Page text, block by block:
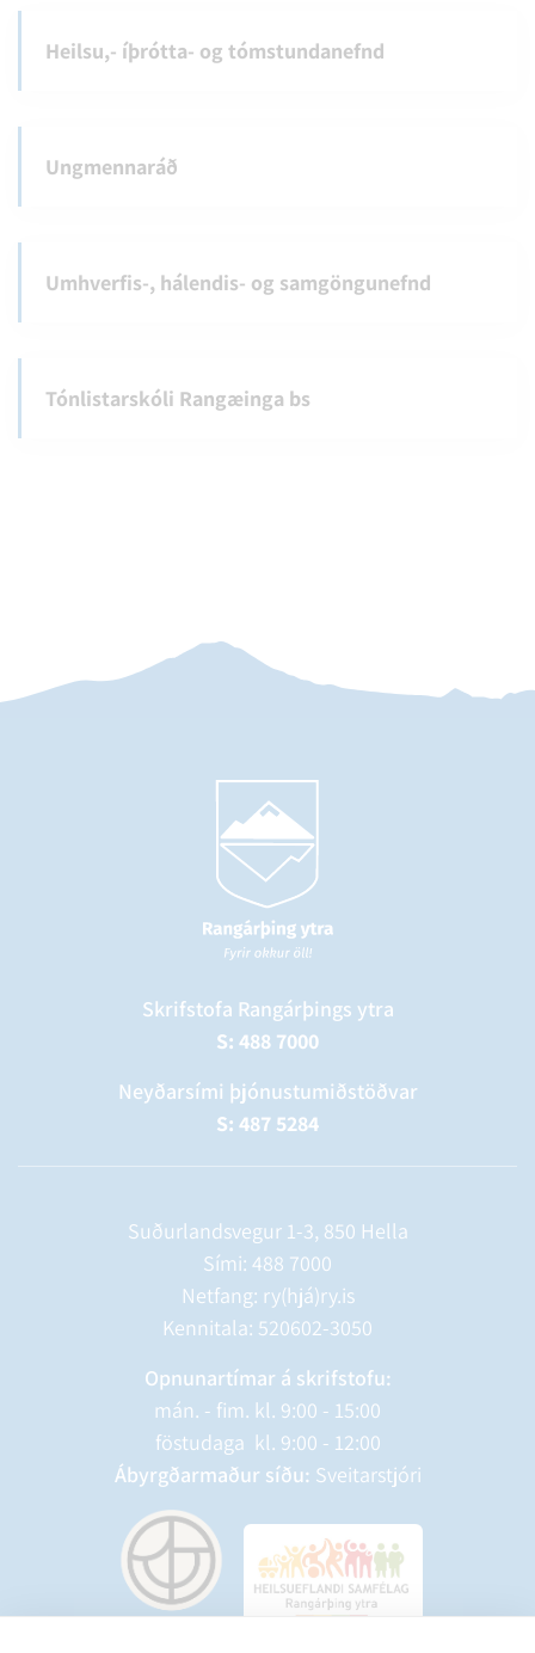
Heilsu,- íþrótta- og tómstundanefnd
Ungmennaráð
Umhverfis-, hálendis- og samgöngunefnd
Tónlistarskóli Rangæinga bs
Skrifstofa Rangárþings ytra
S: 488 7000
Neyðarsími þjónustumiðstöðvar
S: 487 5284
Suðurlandsvegur 1-3, 850 Hella
Sími: 488 7000
Netfang: ry(hjá)ry.is
Kennitala: 520602-3050
Opnunartímar á skrifstofu:
mán. - fim. kl. 9:00 - 15:00
föstudaga kl. 9:00 - 12:00
Ábyrgðarmaður síðu: Sveitarstjóri